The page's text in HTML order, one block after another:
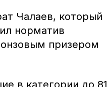
Чалаев, который
норматив
призером
в категории до 81